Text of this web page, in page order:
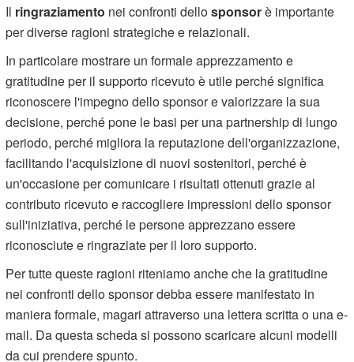
Il ringraziamento nei confronti dellosponsorè importante
per diverse ragioni strategiche e relazionali.
In particolare mostrare un formale apprezzamento e
gratitudine per il supporto ricevuto è utile perché significa
riconoscere l'impegno dello sponsor e valorizzare la sua
decisione, perché pone le basi per una partnership di lungo
periodo, perché migliora la reputazione dell'organizzazione,
facilitando l'acquisizione di nuovi sostenitori, perché è
un'occasione per comunicare i risultati ottenuti grazie al
contributo ricevuto e raccogliere impressioni dello sponsor
sull'iniziativa, perché le persone apprezzano essere
riconosciute e ringraziate per il loro supporto.
Per tutte queste ragioni riteniamo anche che la gratitudine
nei confronti dello sponsor debba essere manifestato in
maniera formale, magari attraverso una lettera scritta o una e-
mail. Da questa scheda si possono scaricare alcuni modelli
da cui prendere spunto.